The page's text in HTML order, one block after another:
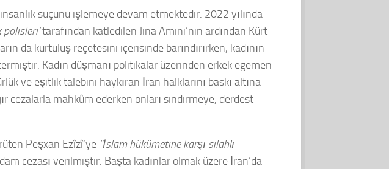
suçunu işlemeye devam etmektedir. 2022 yılında
tarafından katledilen Jina Amini’nin ardından Kürt
da kurtuluş reçetesini içerisinde barındırırken, kadının
Kadın düşmanı politikalar üzerinden erkek egemen
ve eşitlik talebini haykıran İran halklarını baskı altına
cezalarla mahkûm ederken onları sindirmeye, derdest
Peşxan Ezîzî’ye “İslam hükümetine karşı silahlı
cezası verilmiştir. Başta kadınlar olmak üzere İran’da